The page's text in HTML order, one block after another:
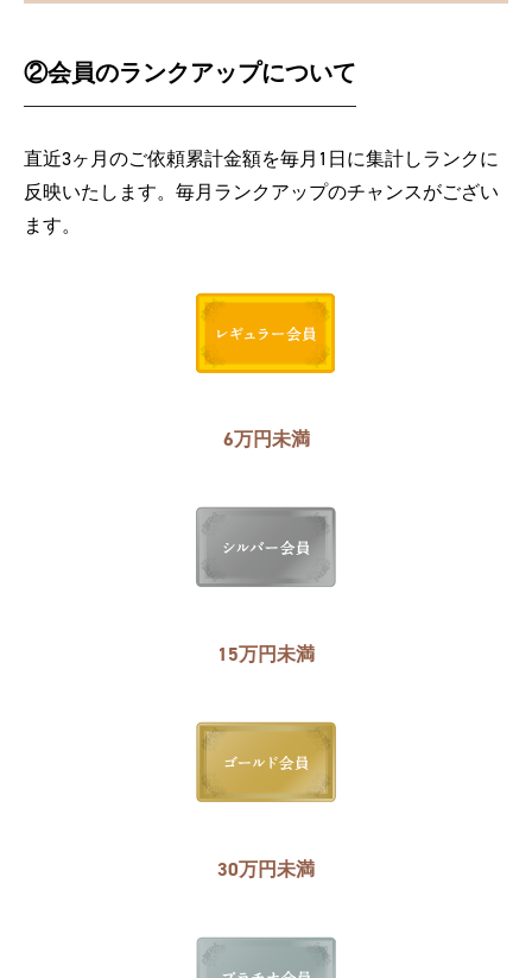
②会員のランクアップについて
直近3ヶ月のご依頼累計金額を毎月1日に集計しランクに
反映いたします。毎月ランクアップのチャンスがござい
ます。
6万円未満
15万円未満
30万円未満